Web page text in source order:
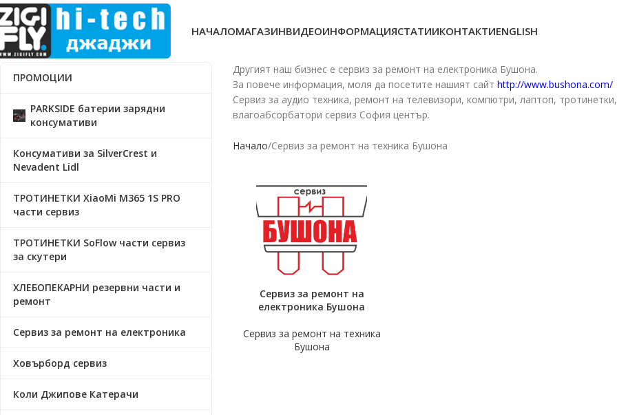
НАЧАЛОМАГАЗИНВИДЕОИНФОРМАЦИЯСТАТИИКОНТАКТИENGLISH
ПРОМОЦИИ
PARKSIDE батерии зарядни
консумативи
Консумативи за SilverCrest и
Nevadent Lidl
ТРОТИНЕТКИ XiaoMi M365 1S PRO
части сервиз
ТРОТИНЕТКИ SoFlow части сервиз
за скутери
ХЛЕБОПЕКАРНИ резервни части и
ремонт
Сервиз за ремонт на електроника
Ховърборд сервиз
Коли Джипове Катерачи
Другият наш бизнес е сервиз за ремонт на електроника Бушона.
За повече информация, моля да посетите нашият сайт http://www.bushona.com/
Сервиз за аудио техника, ремонт на телевизори, компютри, лаптоп,
влагоабсорбатори сервиз София център.
Начало Сервиз за ремонт на техника Бушона
Сервиз за ремонт на
електроника Бушона
Сервиз за ремонт на техника
Бушона